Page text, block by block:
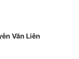
Văn Liên